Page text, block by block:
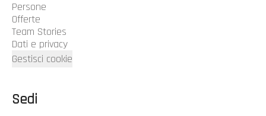
Persone
Offerte
Team Stories
Dati e privacy
Gestisci cookie
Sedi